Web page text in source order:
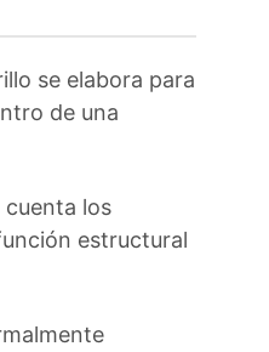
se elabora para
de una
los
estructural